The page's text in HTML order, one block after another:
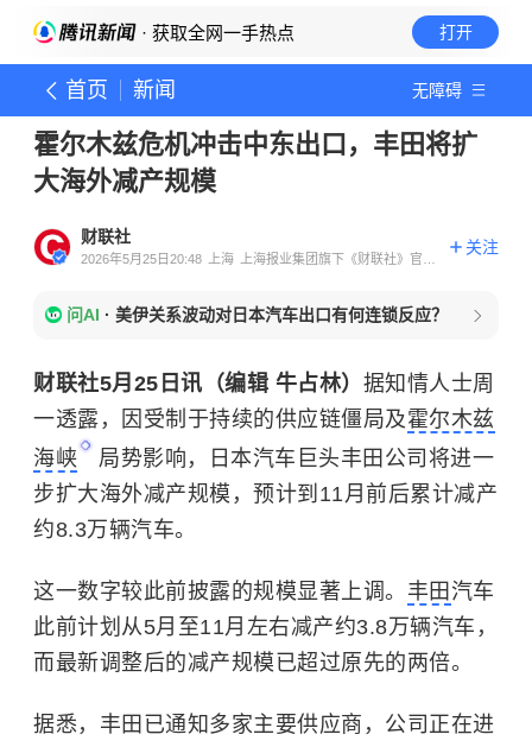
· 获取全网一手热点 打开
首页 新闻 无障碍
霍尔木兹危机冲击中东出口，丰田将扩
大海外减产规模
财联社
2026年5月25日20:48 上海
上海报业集团旗下《财联社》官方
关注
问AI · 美伊关系波动对日本汽车出口有何连锁反应？
财联社5月25日讯（编辑 牛占林） 据知情人士周
一透露，因受制于持续的供应链僵局及霍尔木兹
海峡
局势影响，日本汽车巨头丰田公司将进一
步扩大海外减产规模，预计到11月前后累计减产
约8.3万辆汽车。
这一数字较此前披露的规模显著上调。 丰田 汽车
此前计划从5月至11月左右减产约3.8万辆汽车，
而最新调整后的减产规模已超过原先的两倍。
据悉，丰田已通知多家主要供应商，公司正在进